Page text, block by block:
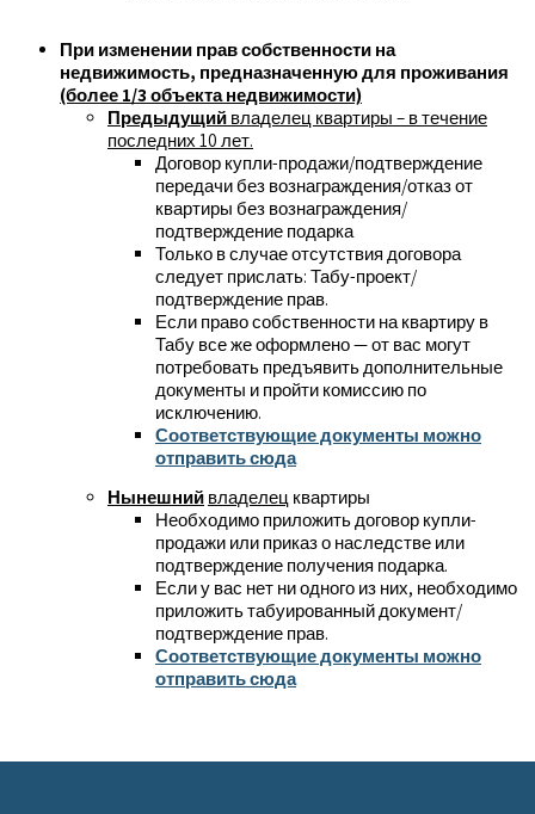
При изменении прав собственности на
недвижимость, предназначенную для проживания
(более 1/3 объекта недвижимости)
Предыдущий владелец квартиры – в течение
последних 10 лет.
Договор купли-продажи/подтверждение
передачи без вознаграждения/отказ от
квартиры без вознаграждения/
подтверждение подарка
Только в случае отсутствия договора
следует прислать: Табу-проект/
подтверждение прав.
Если право собственности на квартиру в
Табу все же оформлено — от вас могут
потребовать предъявить дополнительные
документы и пройти комиссию по
исключению.
Соответствующие документы можно
отправить сюда
Нынешний владелец квартиры
Необходимо приложить договор купли-
продажи или приказ о наследстве или
подтверждение получения подарка.
Если у вас нет ни одного из них, необходимо
приложить табуированный документ/
подтверждение прав.
Соответствующие документы можно
отправить сюда